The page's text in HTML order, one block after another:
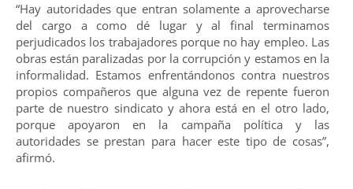
“Hay autoridades que entran solamente a aprovecharse
del cargo a como dé lugar y al final terminamos
perjudicados los trabajadores porque no hay empleo. Las
obras están paralizadas por la corrupción y estamos en la
informalidad. Estamos enfrentándonos contra nuestros
propios compañeros que alguna vez de repente fueron
parte de nuestro sindicato y ahora está en el otro lado,
porque apoyaron en la campaña política y las
autoridades se prestan para hacer este tipo de cosas”,
afirmó.